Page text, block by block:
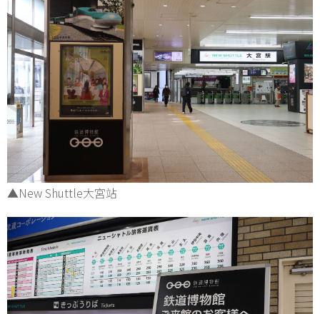
▲New Shuttle大宮站